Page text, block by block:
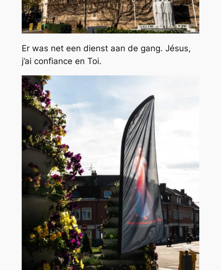
Er was net een dienst aan de gang. Jésus,
j’ai confiance en Toi.